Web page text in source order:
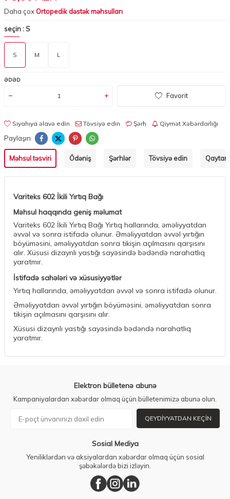
Daha çoxOrtopedik dəstək məhsulları
seçin :S
S M L
ƏDƏD
Favorit
Siyahıya əlavə edin Tövsiyə edin Şərh Qiymət Xəbərdarlığı
Paylaşın
Məhsul təsviri Ödəniş Şərhlər Tövsiyə edin
Variteks 602 İkili Yırtıq Bağı
Məhsul haqqında geniş məlumat
Variteks 602 İkili Yırtıq Bağı Yırtıq hallarında, əməliyyatdan
əvvəl və sonra istifadə olunur. Əməliyyatdan əvvəl yırtığın
böyüməsini, əməliyyatdan sonra tikişin açılmasını qarşısını
alır. Xüsusi dizaynlı yastığı sayəsində bədəndə narahatlıq
yaratmır.
İstifadə sahələri və xüsusiyyətlər
Yırtıq hallarında, əməliyyatdan əvvəl və sonra istifadə olunur.
Əməliyyatdan əvvəl yırtığın böyüməsini, əməliyyatdan sonra
tikişin açılmasını qarşısını alır.
Xüsusi dizaynlı yastığı sayəsində bədəndə narahatlıq
yaratmır.
Elektron bülletenə abunə
Kampaniyalardan xəbərdar olmaq üçün bülletenimizə abunə olun.
QEYDIYYATDAN KEÇIN
Sosial Mediya
Yeniliklərdən və aksiyalardan xəbərdar olmaq üçün sosial
şəbəkələrdə bizi izləyin.